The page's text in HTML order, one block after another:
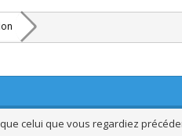
celui que vous regardiez